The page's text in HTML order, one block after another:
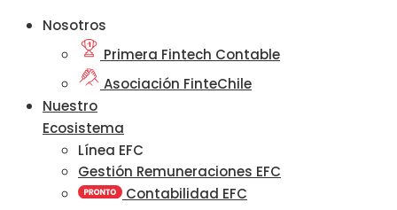
Nosotros
Primera Fintech Contable
Asociación FinteChile
Nuestro
Ecosistema
Línea EFC
Gestión Remuneraciones EFC
Contabilidad EFC